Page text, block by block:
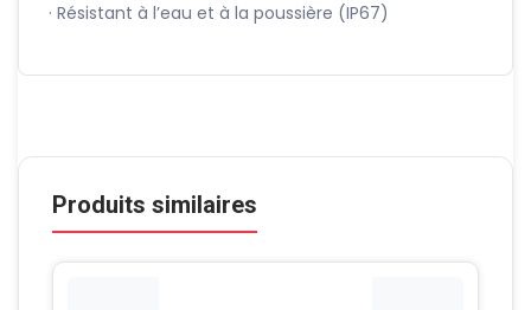
· Résistant à l’eau et à la poussière (IP67)
Produits similaires